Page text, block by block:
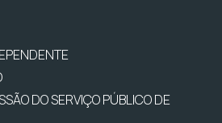
DO SERVIÇO PÚBLICO DE